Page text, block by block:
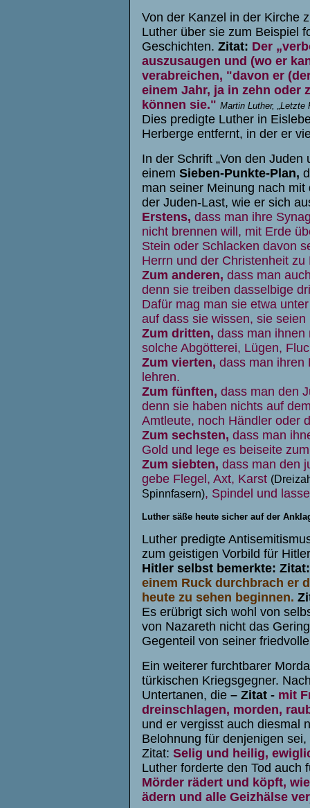
Von der Kanzel in der Kirche
Luther über sie zum Beispiel
Geschichten.Zitat: Der
auszusaugen und (wo er
verabreichen, "davon er
einem Jahr, ja in zehn oder
können sie." Martin Luther,
Dies predigte Luther in
Herberge entfernt, in der er
In der Schrift „Von den
einemSieben-Punkte-Plan,
man seiner Meinung nach
der Juden-Last, wie er sich
Erstens, dass man ihre
nicht brennen will, mit Erde
Stein oder Schlacken davon
Herrn und der Christenheit
Zum anderen, dass man
denn sie treiben dasselbige
Dafür mag man sie etwa
auf dass sie wissen, sie
Zum dritten, dass man
solche Abgötterei, Lügen,
Zum vierten, dass man ihren
lehren.
Zum fünften, dass man den
denn sie haben nichts auf
Amtleute, noch Händler oder
Zum sechsten, dass man
Gold und lege es beiseite
Zum siebten, dass man den
gebe Flegel, Axt, Karst
Spinnfasern), Spindel und
Luther säße heute sicher auf der
Luther predigte
zum geistigen Vorbild für
Hitler selbst bemerkte: Zitat:
einem Ruck durchbrach er
heute zu sehen beginnen.
Es erübrigt sich wohl von
von Nazareth nicht das
Gegenteil von seiner
Ein weiterer furchtbarer
türkischen Kriegsgegner.
Untertanen, die– Zitat - mit
dreinschlagen, morden,
und er vergisst auch diesmal
Belohnung für denjenigen
Zitat:Selig und heilig,
Luther forderte den Tod auch
Mörder rädert und köpft,
ädern und alle Geizhälse